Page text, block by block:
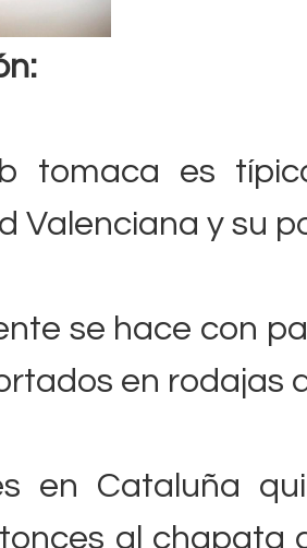
tomaca es
Valenciana y su
se hace con
en rodajas
en Cataluña
al chapata